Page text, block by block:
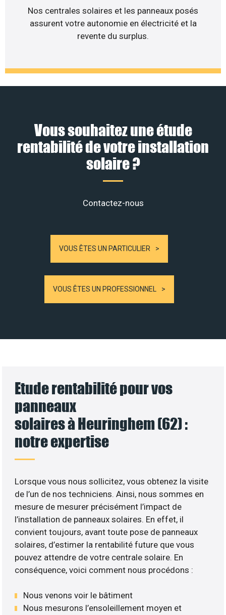
Nos centrales solaires et les panneaux posés
assurent votre autonomie en électricité et la
revente du surplus.
Vous souhaitez une étude
rentabilité de votre installation
solaire ?
Contactez-nous
VOUS ÊTES UN PARTICULIER
VOUS ÊTES UN PROFESSIONNEL
Etude rentabilité pour vos
panneaux
solaires à Heuringhem (62) :
notre expertise
Lorsque vous nous sollicitez, vous obtenez la visite
de l’un de nos techniciens. Ainsi, nous sommes en
mesure de mesurer précisément l’impact de
l’installation de panneaux solaires. En effet, il
convient toujours, avant toute pose de panneaux
solaires, d’estimer la rentabilité future que vous
pouvez attendre de votre centrale solaire. En
conséquence, voici comment nous procédons :
Nous venons voir le bâtiment
Nous mesurons l’ensoleillement moyen et